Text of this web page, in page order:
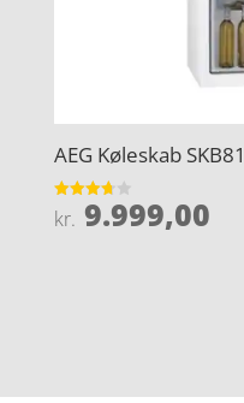
AEG Køleskab
Vurderet
3.7
kr. 9.999,00